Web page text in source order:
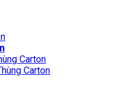
Carton
Carton